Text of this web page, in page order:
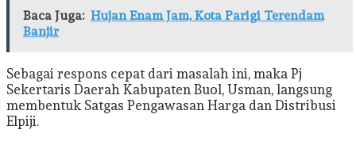
Baca Juga: Hujan Enam Jam, Kota Parigi Terendam
Banjir
Sebagai respons cepat dari masalah ini, maka Pj
Sekertaris Daerah Kabupaten Buol, Usman, langsung
membentuk Satgas Pengawasan Harga dan Distribusi
Elpiji.